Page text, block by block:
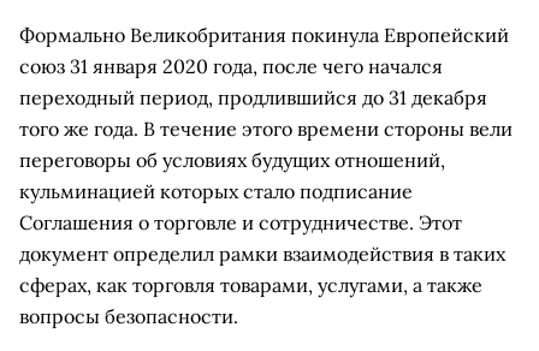
Формально Великобритания покинула Европейский
союз 31 января 2020 года, после чего начался
переходный период, продлившийся до 31 декабря
того же года. В течение этого времени стороны вели
переговоры об условиях будущих отношений,
кульминацией которых стало подписание
Соглашения о торговле и сотрудничестве. Этот
документ определил рамки взаимодействия в таких
сферах, как торговля товарами, услугами, а также
вопросы безопасности.